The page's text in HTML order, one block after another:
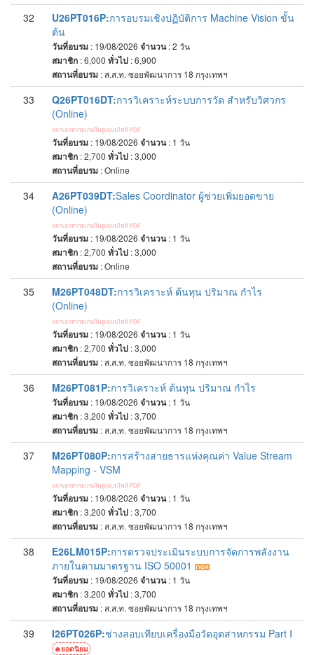
32 U26PT016P:การอบรมเชิงปฏิบัติการ Machine Vision ขั้น
ต้น
วันที่อบรม : 19/08/2026 จำนวน: 2 วัน
สมาชิก : 6,000 ทั่วไป : 6,900
สถานที่อบรม : ส.ส.ท. ซอยพัฒนาการ 18 กรุงเทพฯ
33 Q26PT016DT:การวิเคราะห์ระบบการวัด สำหรับวิศวกร
(Online)
แจกเอกสารอบรมในรูปแบบไฟล์ PDF
วันที่อบรม : 19/08/2026 จำนวน: 1 วัน
สมาชิก : 2,700 ทั่วไป : 3,000
สถานที่อบรม :Online
34 A26PT039DT:Sales Coordinator ผู้ช่วยเพิ่มยอดขาย
(Online)
แจกเอกสารอบรมในรูปแบบไฟล์ PDF
วันที่อบรม : 19/08/2026 จำนวน: 1 วัน
สมาชิก : 2,700 ทั่วไป : 3,000
สถานที่อบรม :Online
35 M26PT048DT:การวิเคราะห์ ต้นทุน ปริมาณ กำไร
(Online)
แจกเอกสารอบรมในรูปแบบไฟล์ PDF
วันที่อบรม : 19/08/2026 จำนวน: 1 วัน
สมาชิก : 2,700 ทั่วไป : 3,000
สถานที่อบรม : ส.ส.ท. ซอยพัฒนาการ 18 กรุงเทพฯ
36 M26PT081P:การวิเคราะห์ ต้นทุน ปริมาณ กำไร
วันที่อบรม : 19/08/2026 จำนวน: 1 วัน
สมาชิก : 3,200 ทั่วไป : 3,700
สถานที่อบรม : ส.ส.ท. ซอยพัฒนาการ 18 กรุงเทพฯ
37 M26PT080P:การสร้างสายธารแห่งคุณค่า Value Stream
Mapping - VSM
แจกเอกสารอบรมในรูปแบบไฟล์ PDF
วันที่อบรม : 19/08/2026 จำนวน: 1 วัน
สมาชิก : 3,200 ทั่วไป : 3,700
สถานที่อบรม : ส.ส.ท. ซอยพัฒนาการ 18 กรุงเทพฯ
38 E26LM015P:การตรวจประเมินระบบการจัดการพลังงาน
ภายในตามมาตรฐาน ISO 50001
วันที่อบรม : 19/08/2026 จำนวน: 1 วัน
สมาชิก : 3,200 ทั่วไป : 3,700
สถานที่อบรม : ส.ส.ท. ซอยพัฒนาการ 18 กรุงเทพฯ
39 I26PT026P:ช่างสอบเทียบเครื่องมือวัดอุตสาหกรรม Part I
ยอดนิยม